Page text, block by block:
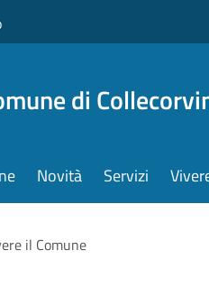
di
Novità Servizi
il Comune